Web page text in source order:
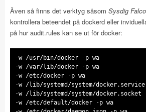
Även så finns det verktyg såsom Sysdig Falco
kontrollera beteendet på dockerd eller
på hur audit.rules kan se ut för docker:
-w /usr/bin/docker -p wa
-w /var/lib/docker -p wa
-w /etc/docker -p wa
-w /lib/systemd/system/
-w /lib/systemd/system/docker.socket
-w /etc/default/docker -p wa